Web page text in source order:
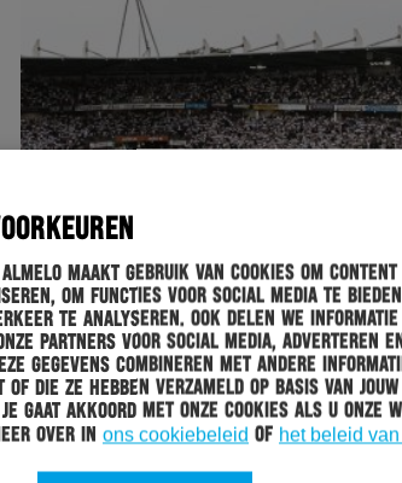
maakt gebruik van cookies om
om functies voor social media te
te analyseren. Ook delen we
partners voor social media, adverteren
gegevens combineren met andere
die ze hebben verzameld op basis van jouw
gaat akkoord met onze cookies als u onze
over in ons cookiebeleid of het beleid
HERACLES 19-06-2024
HERACLES ALMELO OPENT HET SEIZOEN